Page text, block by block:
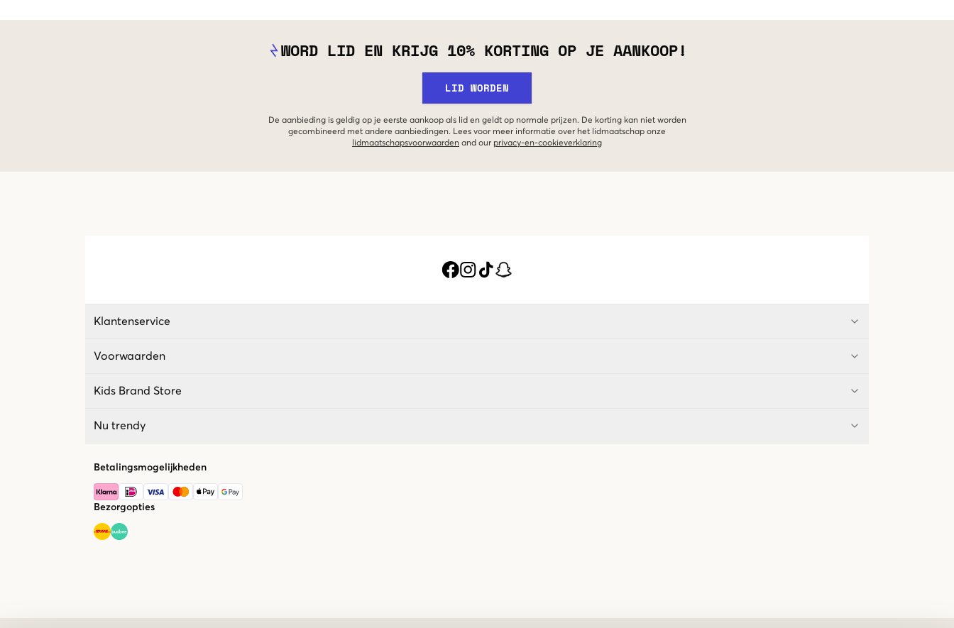
WORD LID EN KRIJG 10% KORTING OP JE AANKOOP!
LID WORDEN
De aanbieding is geldig op je eerste aankoop als lid en geldt op normale prijzen. De korting kan niet worden
gecombineerd met andere aanbiedingen. Lees voor meer informatie over het lidmaatschap onze
lidmaatschapsvoorwaarden and our privacy-en-cookieverklaring
Klantenservice
Voorwaarden
Kids Brand Store
Nu trendy
Betalingsmogelijkheden
Bezorgopties